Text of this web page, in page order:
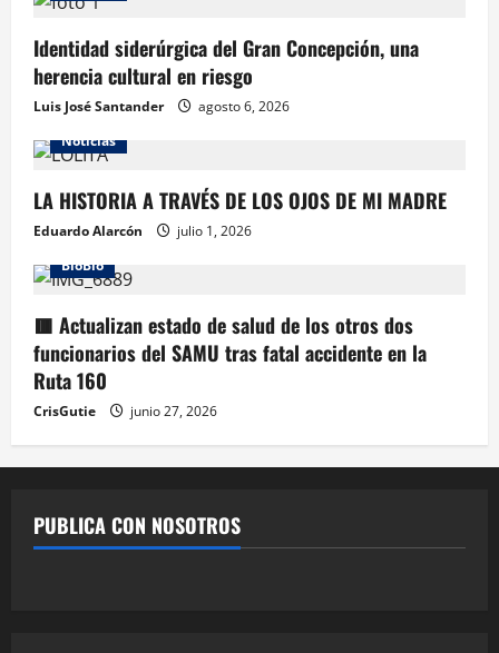
Identidad siderúrgica del Gran Concepción, una
herencia cultural en riesgo
Luis José Santander
agosto 6, 2026
Noticias
LA HISTORIA A TRAVÉS DE LOS OJOS DE MI MADRE
Eduardo Alarcón
julio 1, 2026
BioBio
🟥 Actualizan estado de salud de los otros dos
funcionarios del SAMU tras fatal accidente en la
Ruta 160
CrisGutie junio 27, 2026
PUBLICA CON NOSOTROS